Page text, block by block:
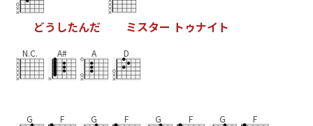
どう したんだ ミスター ト ゥナイ ト
N.C. A# A D
G F G F G F G F